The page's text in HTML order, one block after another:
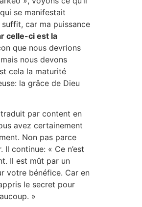
se manifestait
suffit, car ma puissance
celle-ci est la
que nous devrions
nous devons
cela la maturité
la grâce de Dieu
par content en
avez certainement
Non pas parce
continue: « Ce n’est
Il est mût par un
votre bénéfice. Car en
le secret pour
»